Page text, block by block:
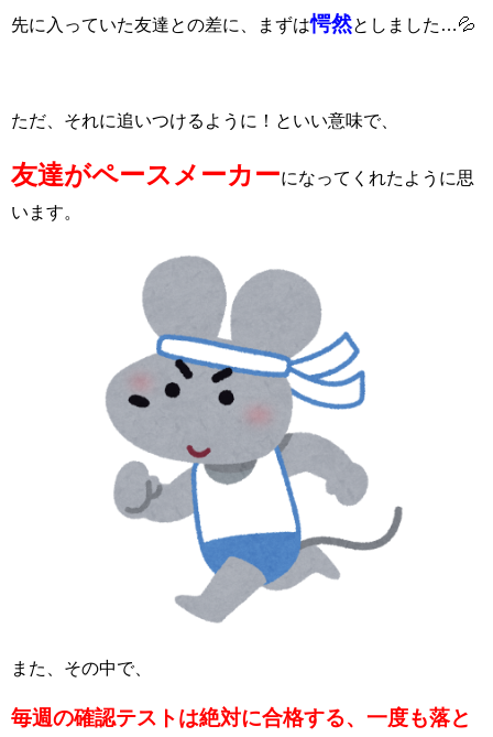
先に入っていた友達との差に、まずは愕然としました…💦
ただ、それに追いつけるように！といい意味で、
友達がペースメーカーになってくれたように思
います。
また、その中で、
毎週の確認テストは絶対に合格する、一度も落と